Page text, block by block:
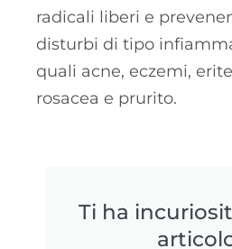
radicali liberi e
disturbi di tipo
quali acne, eczemi,
rosacea e prurito.
Ti ha